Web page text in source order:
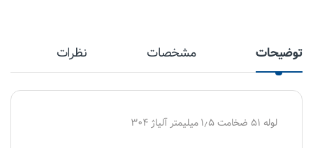
توضیحات مشخصات نظرات
لوله ۵۱ ضخامت ۱٫۵ میلیمتر آلیاژ ۳۰۴